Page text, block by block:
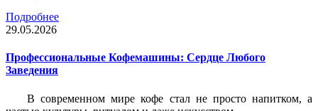
Подробнее
29.05.2026
Профессиональные Кофемашины: Сердце Любого
Заведения
В современном мире кофе стал не просто напитком, а